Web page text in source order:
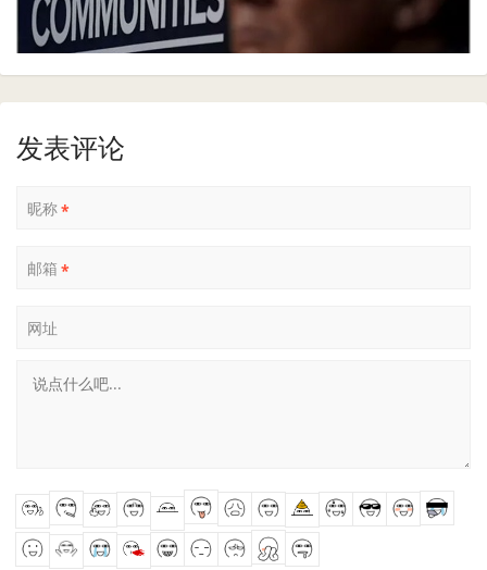
发表评论
昵称*
邮箱 *
网址